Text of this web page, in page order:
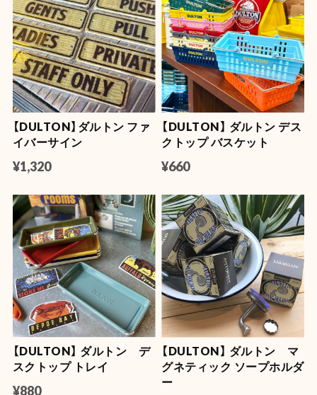
【DULTON】ダルトン ファ
イバーサイン
¥1,320
【DULTON】 ダルトン デス
クトップ バスケット
¥660
【DULTON】 ダルトン デ
スクトップ トレイ
¥880
【DULTON】 ダルトン マ
グネティック ソープホルダ
ー